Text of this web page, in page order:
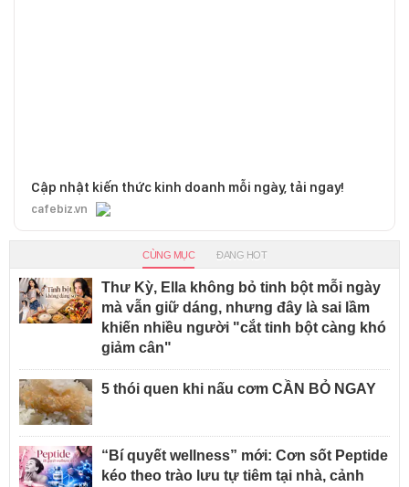
Cập nhật kiến thức kinh doanh mỗi ngày, tải ngay!
cafebiz.vn
CÙNG MỤC ĐANG HOT
Thư Kỳ, Ella không bỏ tinh bột mỗi ngày
mà vẫn giữ dáng, nhưng đây là sai lầm
khiến nhiều người "cắt tinh bột càng khó
giảm cân"
5 thói quen khi nấu cơm CẦN BỎ NGAY
“Bí quyết wellness” mới: Cơn sốt Peptide
kéo theo trào lưu tự tiêm tại nhà, cảnh